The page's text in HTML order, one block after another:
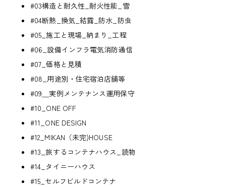
#03構造と耐久性_耐火性能_雪
#04断熱_換気_結露_防水_防虫
#05_施工と現場_納まり_工程
#06_設備インフラ電気消防通信
#07_価格と見積
#08_用途別・住宅宿泊店舗等
#09＿実例メンテナンス運用保守
#10_ONE OFF
#11_ONE DESIGN
#12_MIKAN（未完)HOUSE
#13_旅するコンテナハウス_読物
#14_タイニーハウス
#15_セルフビルドコンテナ